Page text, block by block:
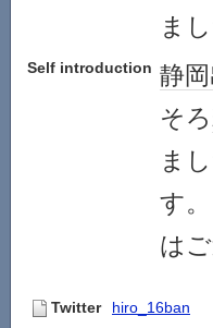
まし
Self introduction 静
そろ
まし
す
は
Twitter hiro_16ban